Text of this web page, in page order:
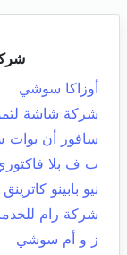
أوزاكا سوشي
شركة شاشة
سافور أن
ب ف بلا
نيو بابينو كاترينق
شركة رام
ز و أم سوشي